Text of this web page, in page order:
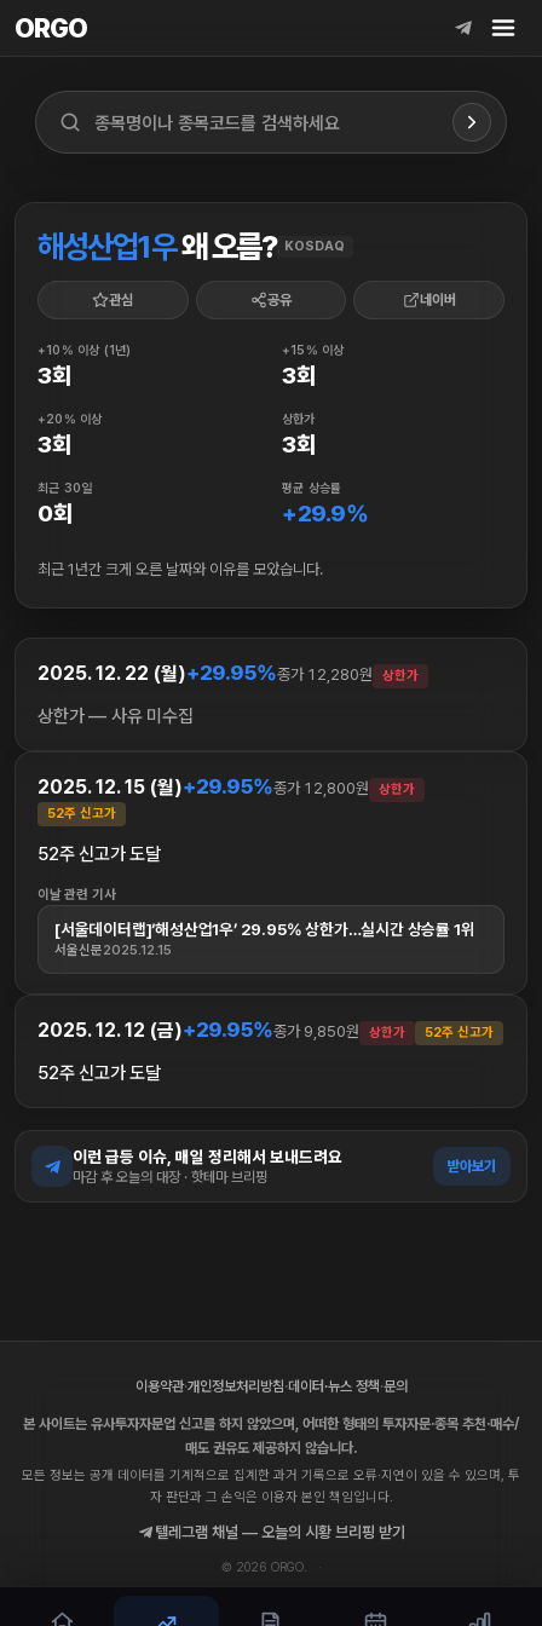
ORGO
ORGO
해성산업1우왜 오름? KOSDAQ
관심 공유 네이버
+10% 이상 (1년)
3회
+15% 이상
3회
+20% 이상
3회
상한가
3회
최근 30일
0회
평균 상승률
+29.9%
최근 1년간 크게 오른 날짜와 이유를 모았습니다.
2025. 12. 22 (월)+29.95%종가 12,280원 상한가
상한가 — 사유 미수집
2025. 12. 15 (월)+29.95%종가 12,800원
상한가
52주 신고가
52주 신고가 도달
이날 관련 기사
[서울데이터랩]‘해성산업1우’ 29.95% 상한가…실시간 상승률 1위
서울신문2025.12.15
2025. 12. 12 (금)+29.95%종가 9,850원 상한가 52주 신고가
52주 신고가 도달
이런 급등 이슈, 매일 정리해서 보내드려요
마감 후 오늘의 대장 · 핫테마 브리핑
받아보기
이용약관·개인정보처리방침·데이터·뉴스 정책·문의
본 사이트는 유사투자자문업 신고를 하지 않았으며, 어떠한 형태의 투자자문·종목 추천·매수/
매도 권유도 제공하지 않습니다.
모든 정보는 공개 데이터를 기계적으로 집계한 과거 기록으로 오류·지연이 있을 수 있으며, 투
자 판단과 그 손익은 이용자 본인 책임입니다.
텔레그램 채널 — 오늘의 시황 브리핑 받기
© 2026 ORGO. ·